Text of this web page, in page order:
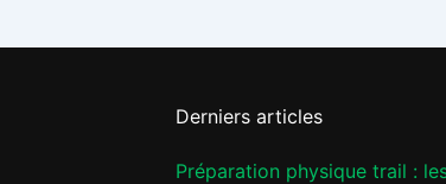
Derniers articles
Préparation physique trail :